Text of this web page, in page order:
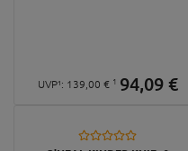
UVP¹: 139, 00 € 1 94,09 €